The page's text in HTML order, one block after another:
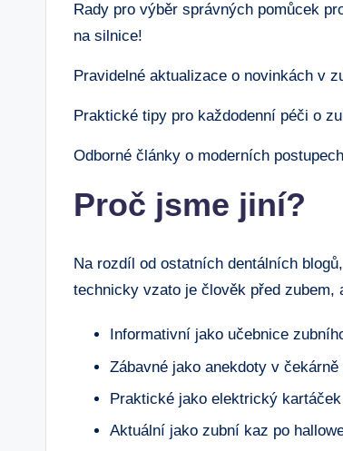
Rady pro výběr správných pomůcek
na silnice!
Pravidelné aktualizace o novinkách v
Praktické tipy pro každodenní péči o
Odborné články o moderních
Proč jsme jiní?
Na rozdíl od ostatních dentálních
technicky vzato je člověk před
Informativní jako učebnice
Zábavné jako anekdoty v
Praktické jako elektrický
Aktuální jako zubní kaz po